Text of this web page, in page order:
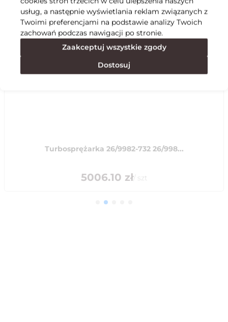
Polecane
Turbosprężarka 26/9982-732 26/998...
5006.10 zł/ szt
usług, a następnie wyświetlania reklam związanych z
Twoimi preferencjami na podstawie analizy Twoich
zachowań podczas nawigacji po stronie.
Zaakceptuj wszystkie zgody
Dostosuj